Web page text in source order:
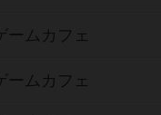
ームカフェ
ームカフェ